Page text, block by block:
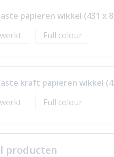
papieren wikkel (431 x
Full colour
kraft papieren wikkel
Full colour
producten